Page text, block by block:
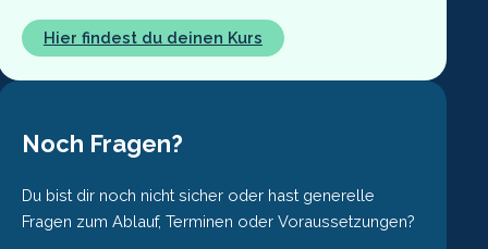
Hier findest du deinen Kurs
Noch Fragen?
Du bist dir noch nicht sicher oder hast generelle
Fragen zum Ablauf, Terminen oder Voraussetzungen?